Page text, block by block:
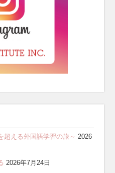
超える外国語学習の旅～ 2026
2026年7月24日